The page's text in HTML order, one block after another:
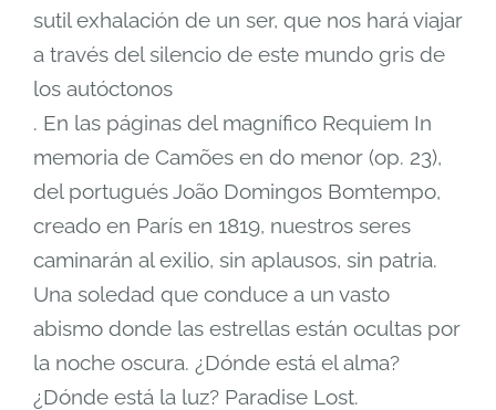
sutil exhalación de un ser, que nos hará viajar
a través del silencio de este mundo gris de
los autóctonos
. En las páginas del magnífico Requiem In
memoria de Camões en do menor (op. 23),
del portugués João Domingos Bomtempo,
creado en París en 1819, nuestros seres
caminarán al exilio, sin aplausos, sin patria.
Una soledad que conduce a un vasto
abismo donde las estrellas están ocultas por
la noche oscura. ¿Dónde está el alma?
¿Dónde está la luz? Paradise Lost.